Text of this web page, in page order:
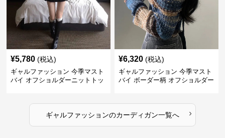
¥5,780 (税込)
ギャルファッション 今季マスト
バイ オフショルダーニットトッ
¥6,320 (税込)
ギャルファッション 今季マスト
バイ ボーダー柄 オフショルダー
ギャルファッションのカーディガン一覧へ ›